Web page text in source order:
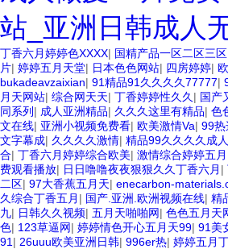
站_亚洲日韩成人
丁香六月婷婷色XXXX| 国精产品一区二区三区
片| 婷婷五月天堂| 日本色色网站| 四房婷婷|
bukadeavzaixian| 91精品91久久久久77777|
月天网站| 综合网天天| 丁香婷婷性久久 | 国产
同系列 | 成人亚洲精品| 久久久这里有精品| 色
文在线| 亚洲小视频免费看| 欧美激情Va| 99热
文字幕成| 久久久久激情| 精品99久久久久成
合| 丁香六月婷婷综合欧美| 激情综合婷婷五月
费观看播放| 日日噜噜夜夜狠狠久久丁香六月 |
二区| 97大香蕉五月天| enecarbon-
久综合丁香五月 | 国产.亚洲.欧洲视频在线| 精
九| 日韩久久视频| 五月天啪啪网| 色色五月天
色| 123草逼网| 婷婷情色开心五月天99| 91美
91 | 26uuu欧美亚洲日韩| 996er热| 婷婷五月